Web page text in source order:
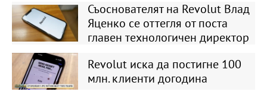
Съоснователят на Revolut Влад
Яценко се оттегля от поста
главен технологичен директор
Revolut иска да постигне 100
млн. клиенти догодина